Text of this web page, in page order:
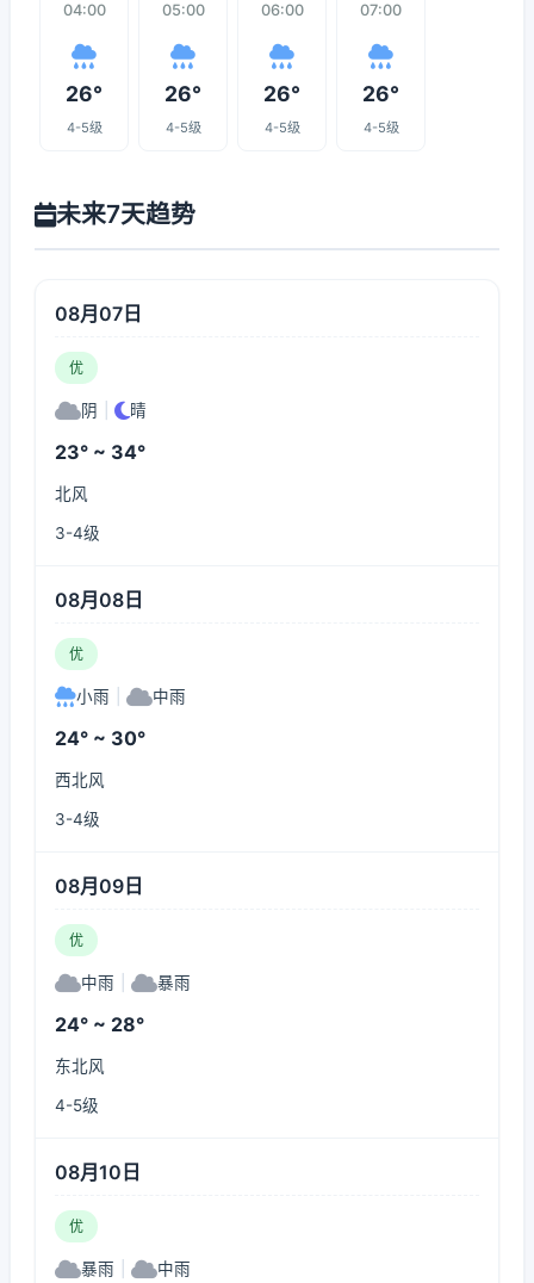
04:00
26°
4-5级
05:00
26°
4-5级
06:00
26°
4-5级
07:00
26°
4-5级
未来7天趋势
08月07日
优
阴 晴
23° ~ 34°
北风
3-4级
08月08日
优
小雨 中雨
24° ~ 30°
西北风
3-4级
08月09日
优
中雨 暴雨
24° ~ 28°
东北风
4-5级
08月10日
优
暴雨 中雨